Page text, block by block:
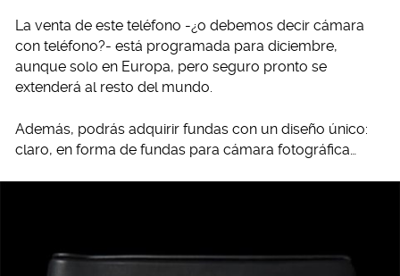
La venta de este teléfono -¿o debemos decir cámara
con teléfono?- está programada para diciembre,
aunque solo en Europa, pero seguro pronto se
extenderá al resto del mundo.
Además, podrás adquirir fundas con un diseño único:
claro, en forma de fundas para cámara fotográfica…